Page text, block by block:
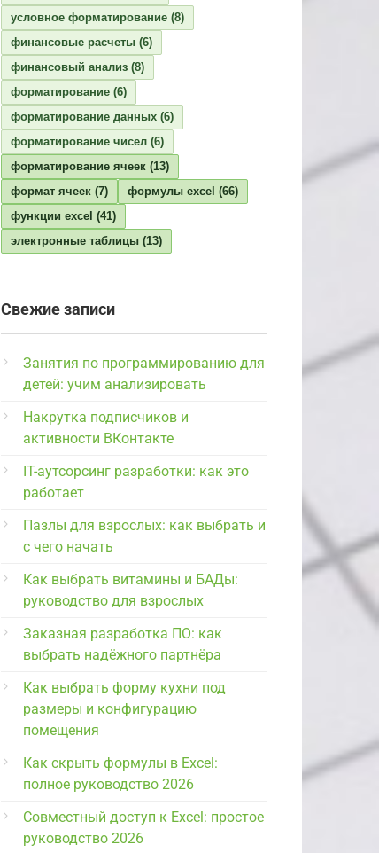
условное форматирование (8)
финансовые расчеты (6)
финансовый анализ (8)
форматирование (6)
форматирование данных (6)
форматирование чисел (6)
форматирование ячеек (13)
формат ячеек (7) формулы excel (66)
функции excel (41)
электронные таблицы (13)
Свежие записи
Занятия по программированию для
детей: учим анализировать
Накрутка подписчиков и
активности ВКонтакте
IT-аутсорсинг разработки: как это
работает
Пазлы для взрослых: как выбрать и
с чего начать
Как выбрать витамины и БАДы:
руководство для взрослых
Заказная разработка ПО: как
выбрать надёжного партнёра
Как выбрать форму кухни под
размеры и конфигурацию
помещения
Как скрыть формулы в Excel:
полное руководство 2026
Совместный доступ к Excel: простое
руководство 2026